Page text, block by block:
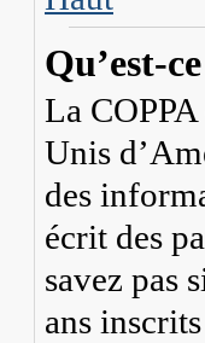
Qu’est-
La
Unis
des
écrit des
savez pas
ans